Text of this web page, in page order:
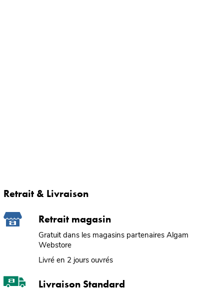
Retrait & Livraison
Retrait magasin
Gratuit dans les magasins partenaires Algam
Webstore
Livré en 2 jours ouvrés
Livraison Standard